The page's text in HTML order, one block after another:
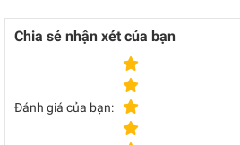
Chia sẻ nhận xét của bạn
Đánh giá của bạn: